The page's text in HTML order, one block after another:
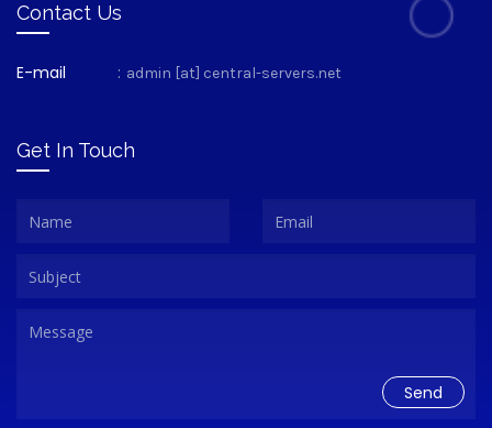
Contact Us
E-mail : admin [at] central-servers.net
Get In Touch